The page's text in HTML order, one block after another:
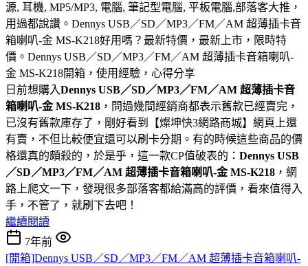
源, 耳機, MP5/MP3, 電腦, 筆記型電腦, 平板電腦,部落客大推，
用過都說讚。Dennys USB／SD／MP3／FM／AM 超薄插卡音
箱喇叭-金 MS-K218好用嗎？最新特價，最新上市，限時特
價。Dennys USB／SD／MP3／FM／AM 超薄插卡音箱喇叭-
金 MS-K218開箱，使用經驗，心得分享
日前想購入Dennys USB／SD／MP3／FM／AM 超薄插卡音
箱喇叭-金 MS-K218 ，問過幾間經銷商都表示舊款已經賣完，
已沒有舊款庫存了，剛好看到【燦坤快3網路商城】網頁上還
有賣，不但比較便宜還可以刷卡分期。有的時候這些商品的價
格還真的頗殺的，於是乎，這一款CP值破表的： Dennys USB
／SD／MP3／FM／AM 超薄插卡音箱喇叭-金 MS-K218 ，網
路上爬文一下，發現很多部落客都給滿高的評價，看來值得入
手，不管了，就刷下去吧！
繼續閱讀
7年前
[開箱]Dennys USB／SD／MP3／FM／AM 超薄插卡音箱喇叭-